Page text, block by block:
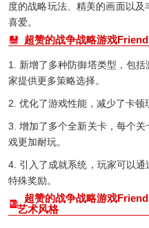
度的战略玩法、精美的画面以
喜爱。
超赞的战争战略游戏
1. 新增了多种防御塔类型，包
家提供更多策略选择。
2. 优化了游戏性能，减少了卡顿
3. 增加了多个全新关卡，每个
戏更加耐玩。
4. 引入了成就系统，玩家可以
特殊奖励。
超赞的战争战略游戏
艺术风格